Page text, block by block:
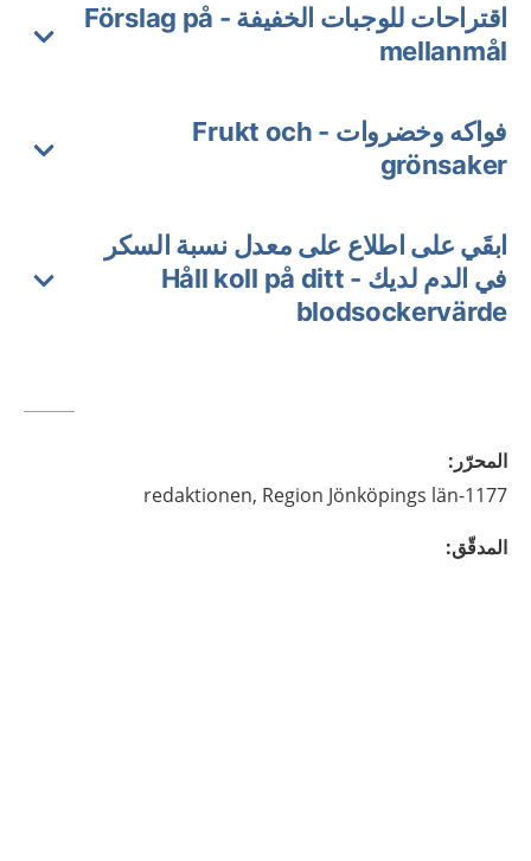
اقتراحات للوجبات الخفيفة - Förslag på
mellanmål
فواكه وخضروات - Frukt och
grönsaker
ابقَي على اطلاع على معدل نسبة السكر
في الدم لديك - Håll koll på ditt
blodsockervärde
المحرّر :
1177-redaktionen,
Region Jönköpings län
المدقّق: